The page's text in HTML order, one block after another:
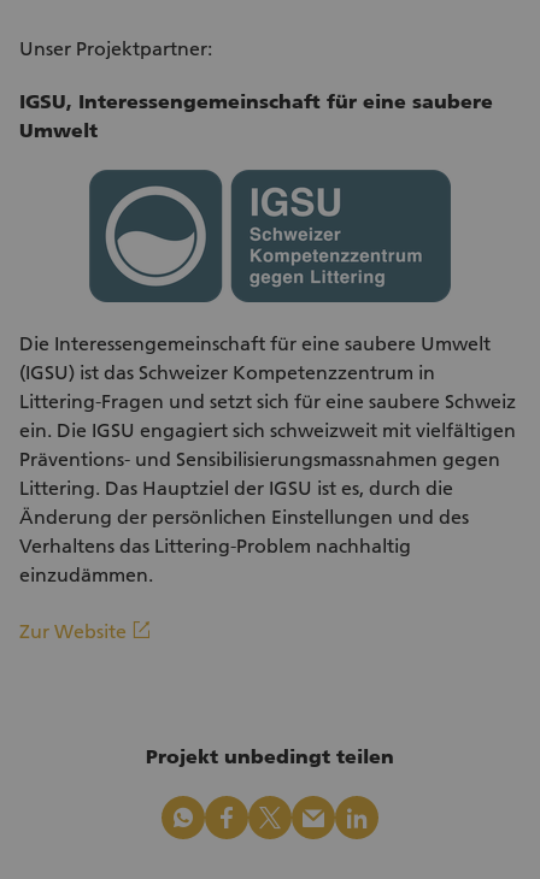
Unser Projektpartner:
IGSU, Interessengemeinschaft für eine saubere
Umwelt
Die Interessengemeinschaft für eine saubere Umwelt
(IGSU) ist das Schweizer Kompetenzzentrum in
Littering-Fragen und setzt sich für eine saubere Schweiz
ein. Die IGSU engagiert sich schweizweit mit vielfältigen
Präventions- und Sensibilisierungsmassnahmen gegen
Littering. Das Hauptziel der IGSU ist es, durch die
Änderung der persönlichen Einstellungen und des
Verhaltens das Littering-Problem nachhaltig
einzudämmen.
Zur Website linkout
Projekt unbedingt teilen
whatsapp facebook x_logo mail linkedin